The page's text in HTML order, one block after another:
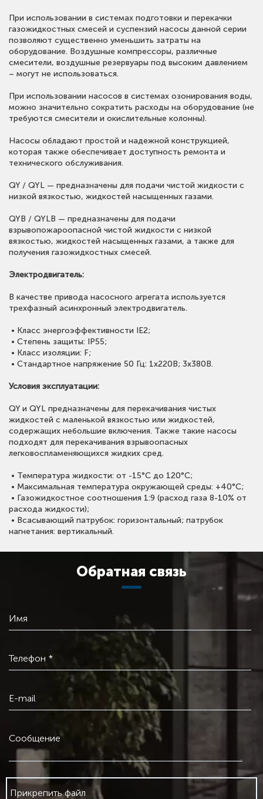
При использовании в системах подготовки и перекачки
газожидкостных смесей и суспензий насосы данной серии
позволяют существенно уменьшить затраты на
оборудование. Воздушные компрессоры, различные
смесители, воздушные резервуары под высоким давлением
– могут не использоваться.
При использовании насосов в системах озонирования воды,
можно значительно сократить расходы на оборудование (не
требуются смесители и окислительные колонны).
Насосы обладают простой и надежной конструкцией,
которая также обеспечивает доступность ремонта и
технического обслуживания.
QY / QYL — предназначены для подачи чистой жидкости с
низкой вязкостью, жидкостей насыщенных газами.
QYB / QYLB — предназначены для подачи
взрывопожароопасной чистой жидкости с низкой
вязкостью, жидкостей насыщенных газами, а также для
получения газожидкостных смесей.
Электродвигатель:
В качестве привода насосного агрегата используется
трехфазный асинхронный электродвигатель.
• Класс энергоэффективности IE2;
• Степень защиты: IP55;
• Класс изоляции: F;
• Стандартное напряжение 50 Гц: 1х220В; 3x380В.
Условия эксплуатации:
QY и QYL предназначены для перекачивания чистых
жидкостей с маленькой вязкостью или жидкостей,
содержащих небольшие включения. Также такие насосы
подходят для перекачивания взрывоопасных
легковоспламеняющихся жидких сред.
• Температура жидкости: от -15°С до 120°С;
• Максимальная температура окружающей среды: +40°С;
• Газожидкостное соотношения 1:9 (расход газа 8-10% от
расхода жидкости);
• Всасывающий патрубок: горизонтальный; патрубок
нагнетания: вертикальный.
Обратная связь
Имя
Телефон *
E-mail
Сообщение
Прикрепить файл